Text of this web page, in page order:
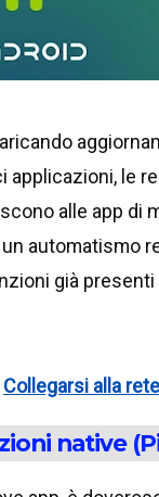
applicazioni, le
alle app di
automatismo
già
Collegarsi alla
native